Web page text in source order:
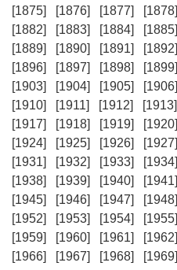
[1875]
[1876] [1877] [1878]
[1882]
[1883] [1884] [1885]
[1889]
[1890] [1891] [1892]
[1896]
[1897] [1898] [1899]
[1903]
[1904] [1905] [1906]
[1910]
[1911] [1912] [1913]
[1917]
[1918] [1919] [1920]
[1924]
[1925] [1926] [1927]
[1931]
[1932] [1933] [1934]
[1938]
[1939] [1940] [1941]
[1945]
[1946] [1947] [1948]
[1952]
[1953] [1954] [1955]
[1959]
[1960] [1961] [1962]
[1966]
[1967] [1968] [1969]